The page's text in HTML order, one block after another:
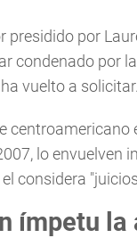
presidido por
condenado por
vuelto a solicitar.
lo envuelven
considera
ímpetu